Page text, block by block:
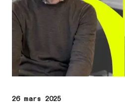
26 mars 2025